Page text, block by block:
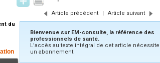
du
Article précédent | Article suivant
Bienvenue sur EM-consulte, la référence des
professionnels de santé.
L’accès au texte intégral de cet article nécessite
un abonnement.